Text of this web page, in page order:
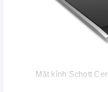
Mặt kính Schott